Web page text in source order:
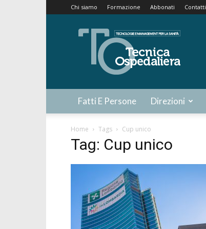
Chi siamo Formazione Abbonati Contatti
Tecnica
Ospedaliera
Fatti E Persone Direzioni
Home Tags Cup unico
Tag: Cup unico